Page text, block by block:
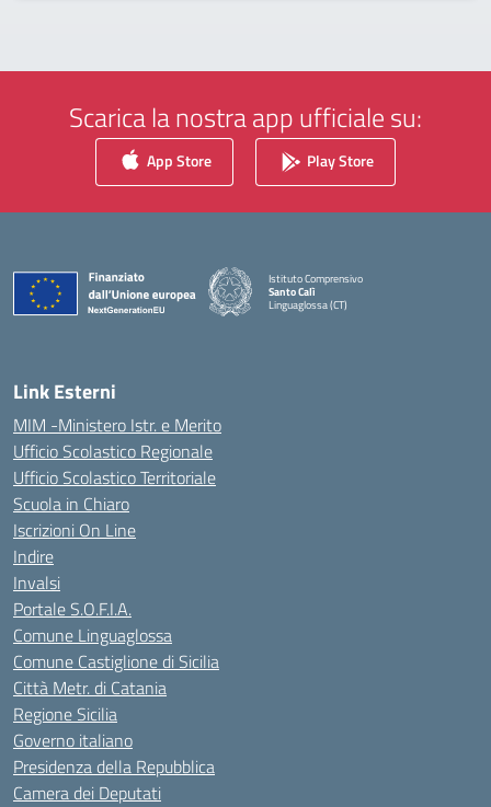
Scarica la nostra app ufficiale su:
App Store Play Store
Istituto Comprensivo
Santo Calì
Linguaglossa (CT)
— Visita la pagina iniziale della scuola
Link Esterni
MIM -Ministero Istr. e Merito
Ufficio Scolastico Regionale
Ufficio Scolastico Territoriale
Scuola in Chiaro
Iscrizioni On Line
Indire
Invalsi
Portale S.O.F.I.A.
Comune Linguaglossa
Comune Castiglione di Sicilia
Città Metr. di Catania
Regione Sicilia
Governo italiano
Presidenza della Repubblica
Camera dei Deputati